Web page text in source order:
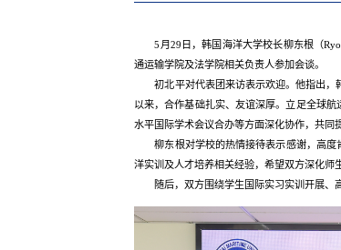
5月29日，韩国海洋大学校长柳东根（
通运输学院及法学院相关负责人参加会谈。
初北平对代表团来访表示欢迎。他指出
以来，合作基础扎实、友谊深厚。立足全球
水平国际学术会议合办等方面深化协作，共同
柳东根对学校的热情接待表示感谢，高
洋实训及人才培养相关经验，希望双方深化师
随后，双方围绕学生国际实习实训开展、